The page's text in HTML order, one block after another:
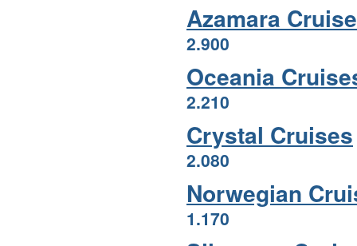
Azamara
2.900
Oceania
2.210
Crystal Cruises
2.080
Norwegian
1.170